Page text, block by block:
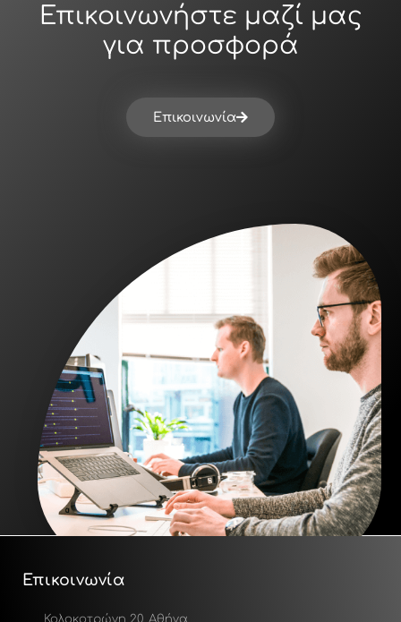
Επικοινωνήστε μαζί μας
για προσφορά
Επικοινωνία
Επικοινωνία
Κολοκοτρώνη 20, Αθήνα